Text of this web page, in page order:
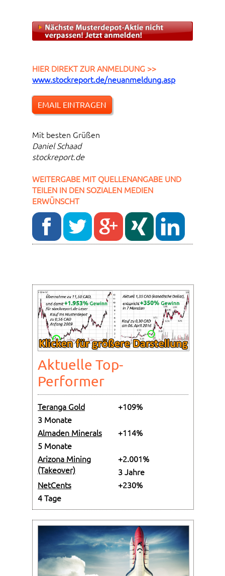
HIER DIREKT ZUR ANMELDUNG >>
www.stockreport.de/neuanmeldung.asp
EMAIL EINTRAGEN
Mit besten Grüßen
Daniel Schaad
stockreport.de
WEITERGABE MIT QUELLENANGABE UND
TEILEN IN DEN SOZIALEN MEDIEN
ERWÜNSCHT
Aktuelle Top-
Performer
Teranga Gold
+109%
3 Monate
Almaden Minerals
+114%
5 Monate
Arizona Mining
(Takeover)
+2.001%
3 Jahre
NetCents
+230%
4 Tage